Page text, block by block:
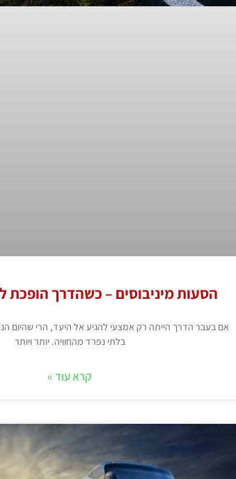
הסעות מיניבוסים – כשהדרך הופכת
אם בעבר הדרך הייתה רק אמצעי להגיע אל היעד, הרי שהיום
בלתי נפרד מהחוויה. יותר ויותר
קרא עוד »